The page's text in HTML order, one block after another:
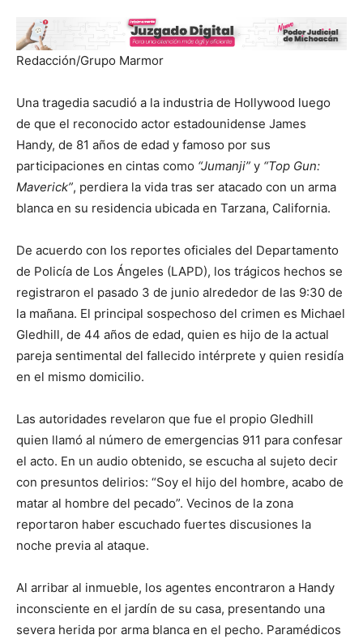
Redacción/Grupo Marmor
Una tragedia sacudió a la industria de Hollywood luego
de que el reconocido actor estadounidense James
Handy, de 81 años de edad y famoso por sus
participaciones en cintas como “Jumanji” y “Top Gun:
Maverick”, perdiera la vida tras ser atacado con un arma
blanca en su residencia ubicada en Tarzana, California.
De acuerdo con los reportes oficiales del Departamento
de Policía de Los Ángeles (LAPD), los trágicos hechos se
registraron el pasado 3 de junio alrededor de las 9:30 de
la mañana. El principal sospechoso del crimen es Michael
Gledhill, de 44 años de edad, quien es hijo de la actual
pareja sentimental del fallecido intérprete y quien residía
en el mismo domicilio.
Las autoridades revelaron que fue el propio Gledhill
quien llamó al número de emergencias 911 para confesar
el acto. En un audio obtenido, se escucha al sujeto decir
con presuntos delirios: “Soy el hijo del hombre, acabo de
matar al hombre del pecado”. Vecinos de la zona
reportaron haber escuchado fuertes discusiones la
noche previa al ataque.
Al arribar al inmueble, los agentes encontraron a Handy
inconsciente en el jardín de su casa, presentando una
severa herida por arma blanca en el pecho. Paramédicos